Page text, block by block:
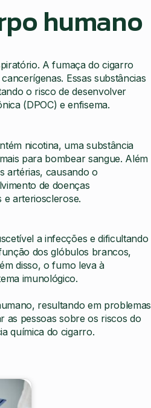
humano
A fumaça do cigarro
Essas substâncias
o risco de desenvolver
(DPOC) e enfisema.
nicotina, uma substância
para bombear sangue. Além
artérias, causando o
de doenças
e arteriosclerose.
a infecções e dificultando
dos glóbulos brancos,
disso, o fumo leva à
imunológico.
resultando em problemas
as pessoas sobre os riscos do
química do cigarro.